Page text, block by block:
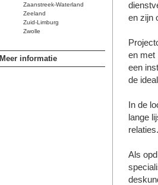
Zaanstreek-Waterland
Zeeland
Zuid-Limburg
Zwolle
Meer informatie
en zijn
en met
een
de
In de
lange
Als